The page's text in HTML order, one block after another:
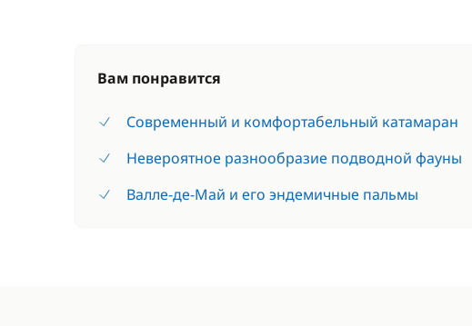
Вам понравится
Современный и комфортабельный катамаран
Невероятное разнообразие подводной фауны
Валле-де-Май и его эндемичные пальмы